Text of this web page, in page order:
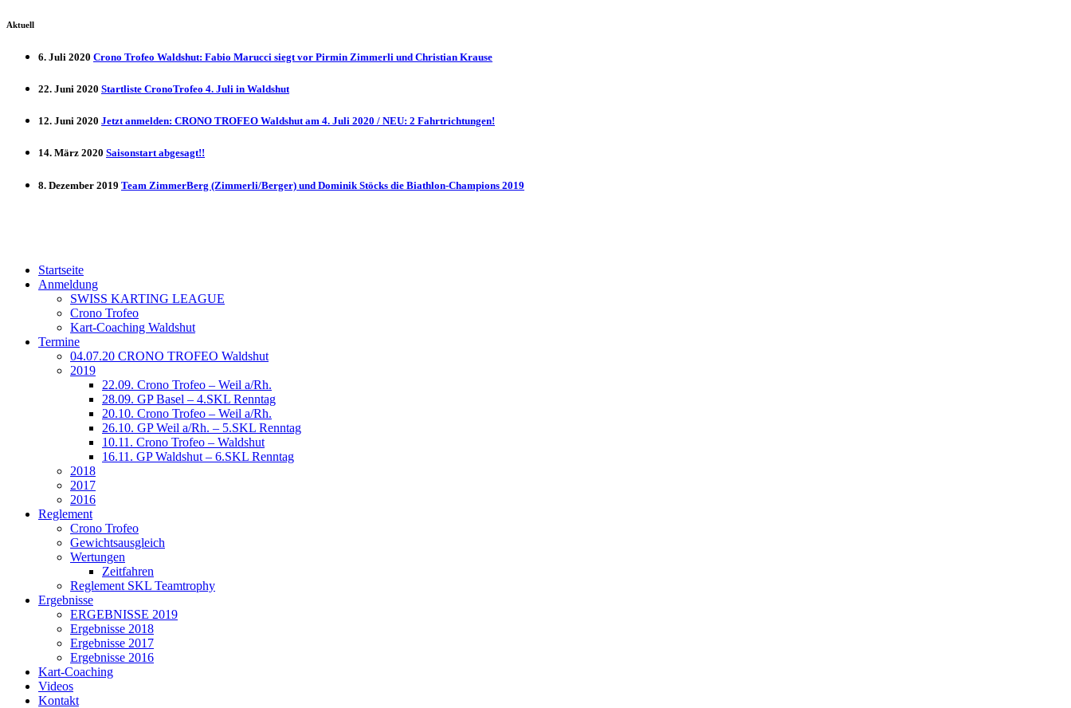
Aktuell
6. Juli 2020 Crono Trofeo Waldshut: Fabio Marucci siegt vor Pirmin Zimmerli und Christian Krause
22. Juni 2020 Startliste CronoTrofeo 4. Juli in Waldshut
12. Juni 2020 Jetzt anmelden: CRONO TROFEO Waldshut am 4. Juli 2020 / NEU: 2 Fahrtrichtungen!
14. März 2020 Saisonstart abgesagt!!
8. Dezember 2019 Team ZimmerBerg (Zimmerli/Berger) und Dominik Stöcks die Biathlon-Champions 2019
Startseite
Anmeldung
SWISS KARTING LEAGUE
Crono Trofeo
Kart-Coaching Waldshut
Termine
04.07.20 CRONO TROFEO Waldshut
2019
22.09. Crono Trofeo – Weil a/Rh.
28.09. GP Basel – 4.SKL Renntag
20.10. Crono Trofeo – Weil a/Rh.
26.10. GP Weil a/Rh. – 5.SKL Renntag
10.11. Crono Trofeo – Waldshut
16.11. GP Waldshut – 6.SKL Renntag
2018
2017
2016
Reglement
Crono Trofeo
Gewichtsausgleich
Wertungen
Zeitfahren
Reglement SKL Teamtrophy
Ergebnisse
ERGEBNISSE 2019
Ergebnisse 2018
Ergebnisse 2017
Ergebnisse 2016
Kart-Coaching
Videos
Kontakt